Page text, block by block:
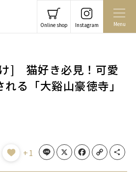
Online shop Instagram Menu
] 猫好き必見！可愛
る「大谿山豪徳寺」
+1 Line X Facebook Copy Link Share